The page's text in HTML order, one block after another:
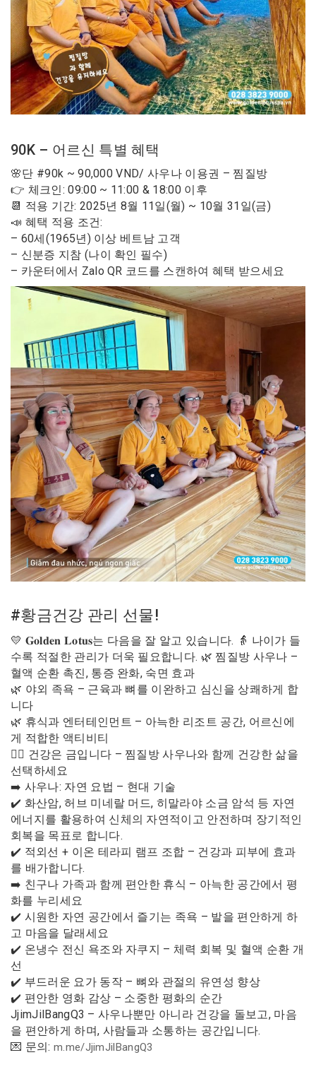
90K – 어르신 특별 혜택
🌸단 #90k ~ 90,000 VND/ 사우나 이용권 – 찜질방
👉 체크인: 09:00 ~ 11:00 & 18:00 이후
📆 적용 기간: 2025년 8월 11일(월) ~ 10월 31일(금)
📣 혜택 적용 조건:
– 60세(1965년) 이상 베트남 고객
– 신분증 지참 (나이 확인 필수)
– 카운터에서 Zalo QR 코드를 스캔하여 혜택 받으세요
#황금건강 관리 선물!
💛 𝐆𝐨𝐥𝐝𝐞𝐧 𝐋𝐨𝐭𝐮𝐬는 다음을 잘 알고 있습니다. 👵 나이가 들
수록 적절한 관리가 더욱 필요합니다. 🌿 찜질방 사우나 –
혈액 순환 촉진, 통증 완화, 숙면 효과
🌿 야외 족욕 – 근육과 뼈를 이완하고 심신을 상쾌하게 합
니다
🌿 휴식과 엔터테인먼트 – 아늑한 리조트 공간, 어르신에
게 적합한 액티비티
🧖‍♂️ 건강은 금입니다 – 찜질방 사우나와 함께 건강한 삶을
선택하세요
➡️ 사우나: 자연 요법 – 현대 기술
✔️ 화산암, 허브 미네랄 머드, 히말라야 소금 암석 등 자연
에너지를 활용하여 신체의 자연적이고 안전하며 장기적인
회복을 목표로 합니다.
✔️ 적외선 + 이온 테라피 램프 조합 – 건강과 피부에 효과
를 배가합니다.
➡️ 친구나 가족과 함께 편안한 휴식 – 아늑한 공간에서 평
화를 누리세요
✔️ 시원한 자연 공간에서 즐기는 족욕 – 발을 편안하게 하
고 마음을 달래세요
✔️ 온냉수 전신 욕조와 자쿠지 – 체력 회복 및 혈액 순환 개
선
✔️ 부드러운 요가 동작 – 뼈와 관절의 유연성 향상
✔️ 편안한 영화 감상 – 소중한 평화의 순간
JjimJilBangQ3 – 사우나뿐만 아니라 건강을 돌보고, 마음
을 편안하게 하며, 사람들과 소통하는 공간입니다.
💌 문의: m.me/JjimJilBangQ3